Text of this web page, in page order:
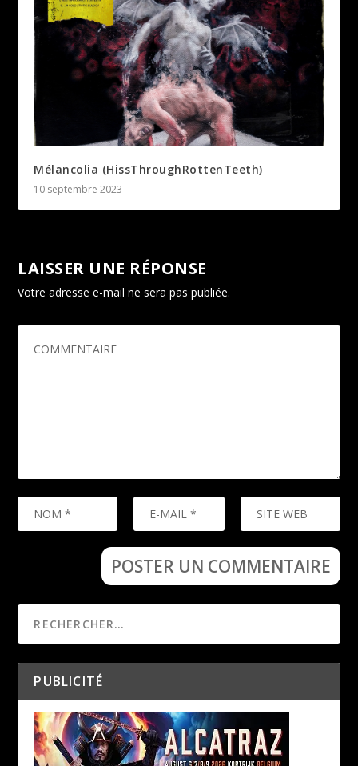
Mélancolia (HissThroughRottenTeeth)
10 septembre 2023
LAISSER UNE RÉPONSE
Votre adresse e-mail ne sera pas publiée.
obligatoires sont indiqués avec
PUBLICITÉ